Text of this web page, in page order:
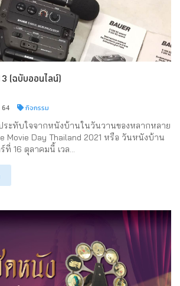
(ฉบับออนไลน์)
64 กิจกรรม
ะทับใจจากหนังบ้านในวันวานของหลากหลาย
Movie Day Thailand 2021 หรือ วันหนังบ้าน
ที่ 16 ตุลาคมนี้ เวล...